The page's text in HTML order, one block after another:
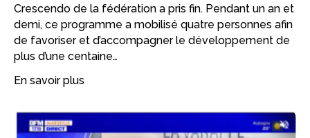
Crescendo de la fédération a pris fin. Pendant un an et
demi, ce programme a mobilisé quatre personnes afin
de favoriser et d’accompagner le développement de
plus d’une centaine…
En savoir plus